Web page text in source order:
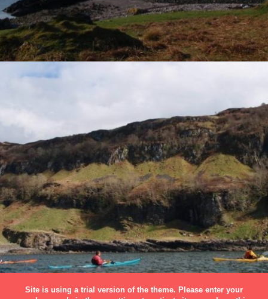
Site is using a trial version of the theme. Please enter your